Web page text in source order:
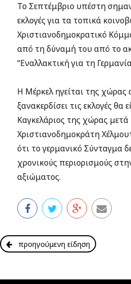
Το Σεπτέμβριο υπέστη
εκλογές για τα τοπικά
Χριστιανοδημοκρατικό
από τη δύναμή του από το
“Εναλλακτική για τη
Η Μέρκελ ηγείται της χώρας
ξανακερδίσει τις εκλογές θα
Καγκελάριος της χώρας μετά
Χριστιανοδημοκράτη
ότι το γερμανικό Σύνταγμα
χρονικούς περιορισμούς
αξιώματος.
προηγούμενη είδηση